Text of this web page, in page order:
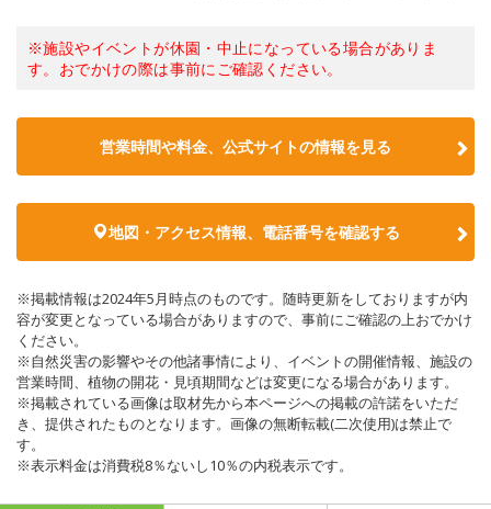
※施設やイベントが休園・中止になっている場合がありま
す。おでかけの際は事前にご確認ください。
営業時間や料金、公式サイトの情報を見る
地図・アクセス情報、電話番号を確認する
※掲載情報は2024年5月時点のものです。随時更新をしておりますが内
容が変更となっている場合がありますので、事前にご確認の上おでかけ
ください。
※自然災害の影響やその他諸事情により、イベントの開催情報、施設の
営業時間、植物の開花・見頃期間などは変更になる場合があります。
※掲載されている画像は取材先から本ページへの掲載の許諾をいただ
き、提供されたものとなります。画像の無断転載(二次使用)は禁止で
す。
※表示料金は消費税8％ないし10％の内税表示です。